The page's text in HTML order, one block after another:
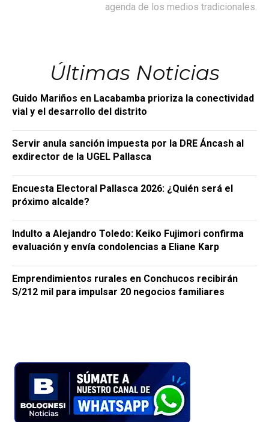
agenda de los medios tradicionales.
Últimas Noticias
Guido Mariños en Lacabamba prioriza la conectividad
vial y el desarrollo del distrito
Servir anula sanción impuesta por la DRE Áncash al
exdirector de la UGEL Pallasca
Encuesta Electoral Pallasca 2026: ¿Quién será el
próximo alcalde?
Indulto a Alejandro Toledo: Keiko Fujimori confirma
evaluación y envía condolencias a Eliane Karp
Emprendimientos rurales en Conchucos recibirán
S/212 mil para impulsar 20 negocios familiares